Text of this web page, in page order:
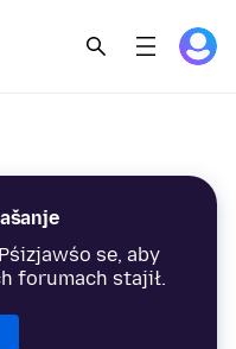
se, aby
forumach stajił.